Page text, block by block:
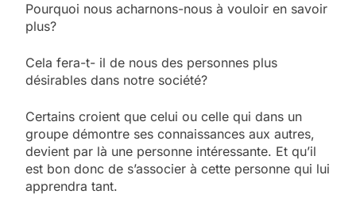
Pourquoi nous acharnons-nous à vouloir en savoir
plus?
Cela fera-t- il de nous des personnes plus
désirables dans notre société?
Certains croient que celui ou celle qui dans un
groupe démontre ses connaissances aux autres,
devient par là une personne intéressante. Et qu’il
est bon donc de s’associer à cette personne qui lui
apprendra tant.